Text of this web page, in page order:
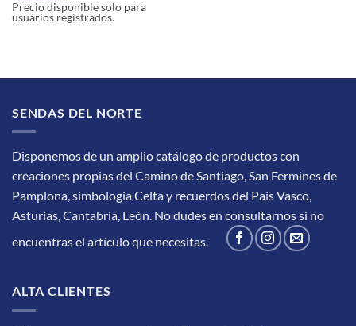
Precio disponible solo para
usuarios registrados.
SENDAS DEL NORTE
Disponemos de un amplio catálogo de productos con
creaciones propias del Camino de Santiago, San Fermines de
Pamplona, simbología Celta y recuerdos del País Vasco,
Asturias, Cantabria, León. No dudes en consultarnos si no
encuentras el artículo que necesitas.
ALTA CLIENTES